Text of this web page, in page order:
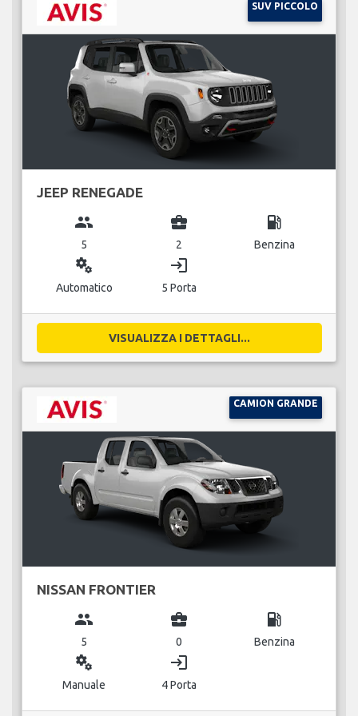
SUV PICCOLO
JEEP RENEGADE
group
5
business_center
2
local_gas_station
Benzina
miscellaneous_services
Automatico
login
5 Porta
VISUALIZZA I DETTAGLI...
CAMION GRANDE
NISSAN FRONTIER
group
5
business_center
0
local_gas_station
Benzina
miscellaneous_services
Manuale
login
4 Porta